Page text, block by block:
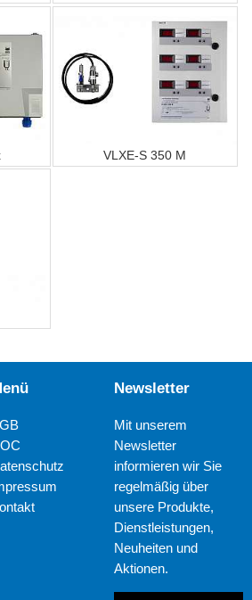
VLXE-S 350 M
Newsletter
Mit unserem
Newsletter
informieren wir Sie
regelmäßig über
unsere Produkte,
Dienstleistungen,
Neuheiten und
Aktionen.